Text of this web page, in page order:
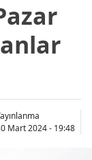
Mart 2024 - 19:48